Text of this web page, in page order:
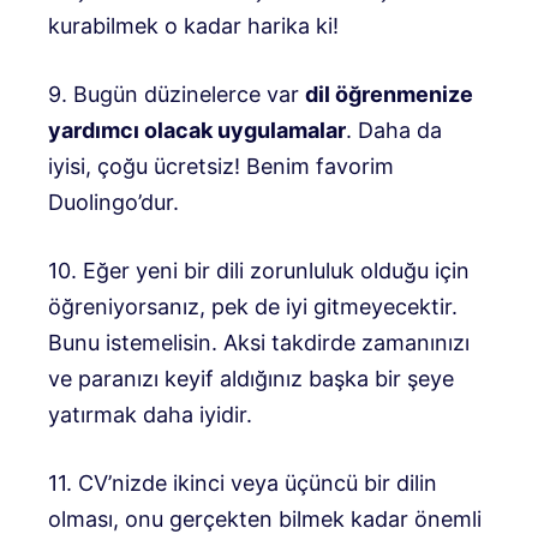
kurabilmek o kadar harika ki!
9. Bugün düzinelerce var dil öğrenmenize
yardımcı olacak uygulamalar. Daha da
iyisi, çoğu ücretsiz! Benim favorim
Duolingo’dur.
10. Eğer yeni bir dili zorunluluk olduğu için
öğreniyorsanız, pek de iyi gitmeyecektir.
Bunu istemelisin. Aksi takdirde zamanınızı
ve paranızı keyif aldığınız başka bir şeye
yatırmak daha iyidir.
11. CV’nizde ikinci veya üçüncü bir dilin
olması, onu gerçekten bilmek kadar önemli